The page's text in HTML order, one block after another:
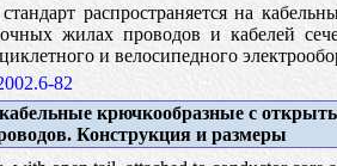
распространяется на
жилах проводов и кабелей
и велосипедного
82
крючкообразные с
Конструкция и размеры